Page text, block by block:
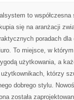
to
się na aranżacji
poradach
To miejsce, w
użytkowania, a
którzy
dobrego stylu.
została